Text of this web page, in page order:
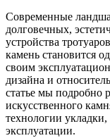
Современные
долговечных,
устройства
камень становится
своим
дизайна и
статье мы подробно
искусственного
технологии
эксплуатации.